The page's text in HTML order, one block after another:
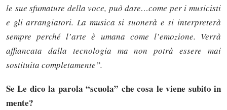
le sue sfumature della voce, può dare…come per i musicisti
e gli arrangiatori. La musica si suonerà e si interpreterà
sempre perché l’arte è umana come l’emozione. Verrà
affiancata dalla tecnologia ma non potrà essere mai
sostituita completamente”.
Se Le dico la parola “scuola” che cosa le viene subito in
mente?